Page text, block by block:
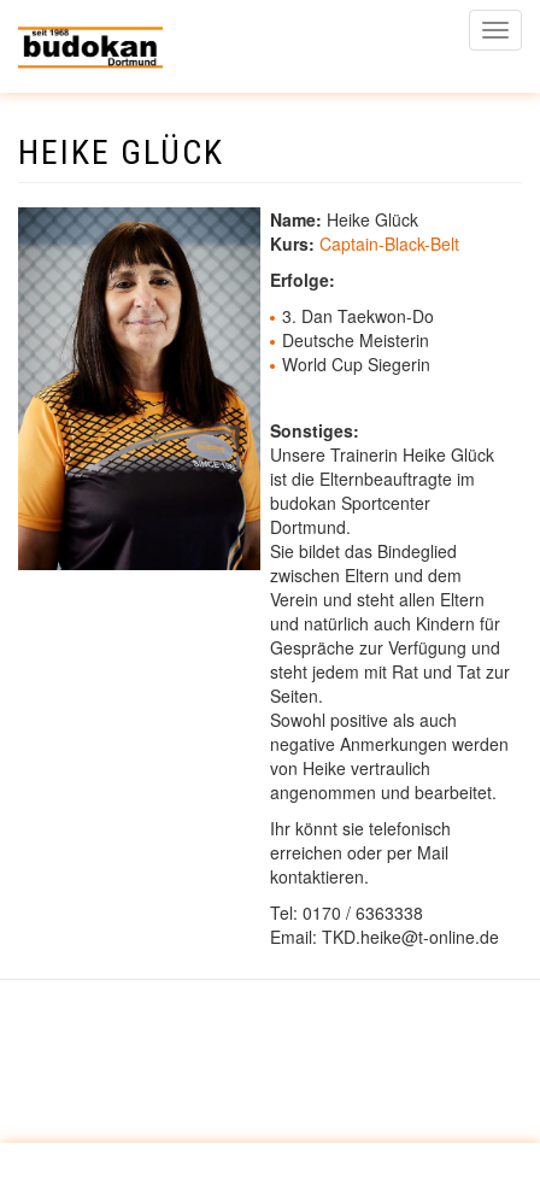
Direkt
zumHEIKE GLÜCK
Name: Heike Glück
Kurs: Captain-Black-Belt
Erfolge:
3. Dan Taekwon-Do
Deutsche Meisterin
World Cup Siegerin
Sonstiges:
Unsere Trainerin Heike Glück
ist die Elternbeauftragte im
budokan Sportcenter
Dortmund.
Sie bildet das Bindeglied
zwischen Eltern und dem
Verein und steht allen Eltern
und natürlich auch Kindern für
Gespräche zur Verfügung und
steht jedem mit Rat und Tat zur
Seiten.
Sowohl positive als auch
negative Anmerkungen werden
von Heike vertraulich
angenommen und bearbeitet.
Ihr könnt sie telefonisch
erreichen oder per Mail
kontaktieren.
Tel: 0170 / 6363338
Email: TKD.heike@t-online.de